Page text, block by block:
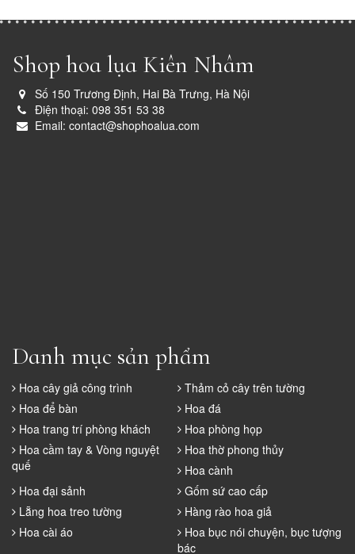
Shop hoa lụa Kiên Nhâm
Số 150 Trương Định, Hai Bà Trưng, Hà Nội
Điện thoại: 098 351 53 38
Email: contact@shophoalua.com
Danh mục sản phẩm
Hoa cây giả công trình
Thảm cỏ cây trên tường
Hoa để bàn
Hoa đá
Hoa trang trí phòng khách
Hoa phòng họp
Hoa cầm tay & Vòng nguyệt
quế
Hoa thờ phong thủy
Hoa cành
Hoa đại sảnh
Gốm sứ cao cấp
Lẵng hoa treo tường
Hàng rào hoa giả
Hoa cài áo
Hoa bục nói chuyện, bục tượng
bác